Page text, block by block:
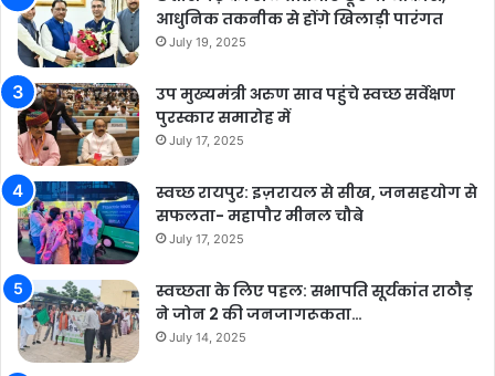
आधुनिक तकनीक से होंगे खिलाड़ी पारंगत
July 19, 2025
उप मुख्यमंत्री अरुण साव पहुंचे स्वच्छ सर्वेक्षण
पुरस्कार समारोह में
July 17, 2025
स्वच्छ रायपुर: इज़रायल से सीख, जनसहयोग से
सफलता- महापौर मीनल चौबे
July 17, 2025
स्वच्छता के लिए पहल: सभापति सूर्यकांत राठौड़
ने जोन 2 की जनजागरूकता…
July 14, 2025